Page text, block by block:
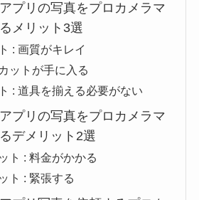
プリの写真をプロカメラマ
メリット3選
: 画質がキレイ
ットが手に入る
: 道具を揃える必要がない
プリの写真をプロカメラマ
デメリット2選
ト : 料金がかかる
ト : 緊張する